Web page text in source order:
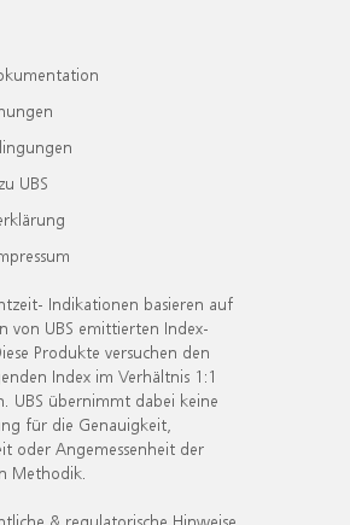
UBS
Indikationen basieren auf
von UBS emittierten Index-
Produkte versuchen den
Index im Verhältnis 1:1
UBS übernimmt dabei keine
für die Genauigkeit,
oder Angemessenheit der
Methodik.